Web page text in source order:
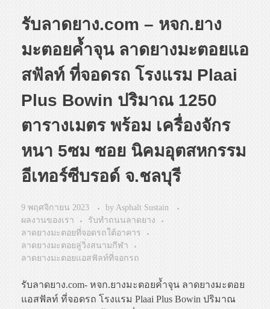
รับลาดยาง.com – หจก.ยาง
มะตอยค้ำจุน ลาดยางมะตอยแอ
สฟัลท์ ที่จอดรถ โรงแรม Plaai
Plus Bowin ปริมาณ 1250
ตารางเมตร พร้อม เครื่องจักร
หนา 5ซม ซอย นิคมอุตสหกรรม
อีเทอร์ซีบรอด์ จ.ชลบุรี
9 พฤศจิกายน 2023 byAsphalt Sustain
ผลงานของเรา
รับทำถนนลาดยาง
ลาดยางมะตอยที่จอดรถใต้อาคาร
ลาดยางมะตอยลู่วิ่งสนามกีฬา
ลาดยางมะตอยแอสฟัลท์ที่จอกรถ
รับลาดยาง.com- หจก.ยางมะตอยค้ำจุน ลาดยางมะตอย
แอสฟัลท์ ที่จอดรถ โรงแรม Plaai Plus Bowin ปริมาณ